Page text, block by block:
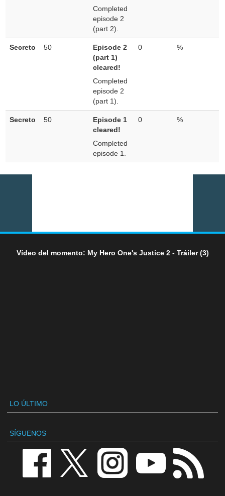
Completed
episode 2
(part 2).
Secreto 50
Episode 2
(part 1)
cleared!
Completed
episode 2
(part 1).
0 %
Secreto 50
Episode 1
cleared!
Completed
episode 1.
0 %
Vídeo del momento: My Hero One's Justice 2 - Tráiler (3)
LO ÚLTIMO
SÍGUENOS